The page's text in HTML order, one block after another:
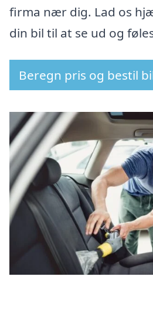
firma nær dig. Lad os
din bil til at se ud og
Beregn pris og bestil